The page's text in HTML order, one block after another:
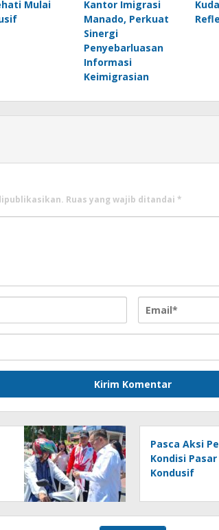
Mulai
Kantor Imigrasi
Manado, Perkuat
Sinergi
Penyebarluasan
Informasi
Keimigrasian
Ruas yang wajib ditandai *
Pasca Aksi
Kondisi
Kondusif